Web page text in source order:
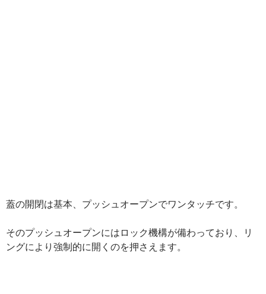
蓋の開閉は基本、プッシュオープンでワンタッチです。
そのプッシュオープンにはロック機構が備わっており、リ
ングにより強制的に開くのを押さえます。